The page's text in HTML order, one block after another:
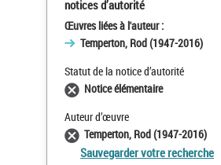
notices d’autorité
Œuvres liées à l'auteur :
Temperton, Rod (1947-2016)
Statut de la notice d’autorité
Notice élémentaire
Auteur d’œuvre
Temperton, Rod (1947-2016)
Sauvegarder votre recherche